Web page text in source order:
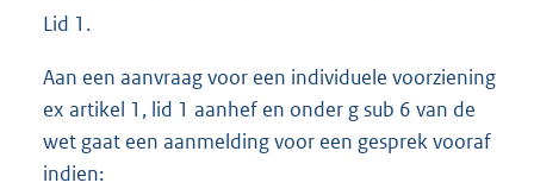
Lid 1.
Aan een aanvraag voor een individuele voorziening
ex artikel 1, lid 1 aanhef en onder g sub 6 van de
wet gaat een aanmelding voor een gesprek vooraf
indien: